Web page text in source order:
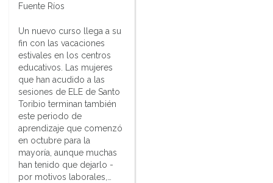
Fuente Ríos
Un nuevo curso llega a su
fin con las vacaciones
estivales en los centros
educativos. Las mujeres
que han acudido a las
sesiones de ELE de Santo
Toribio terminan también
este periodo de
aprendizaje que comenzó
en octubre para la
mayoría, aunque muchas
han tenido que dejarlo -
por motivos laborales,…